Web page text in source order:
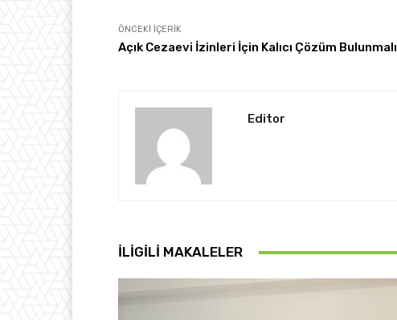
ÖNCEKI İÇERIK
Açık Cezaevi İzinleri İçin Kalıcı Çözüm Bulunmalı
Editor
İLIGILI MAKALELER